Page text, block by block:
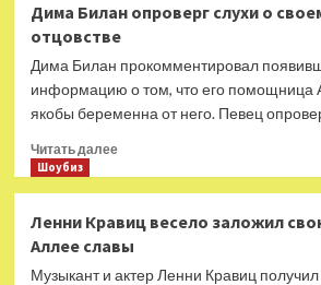
45
лет
Павлу
Дима Билан опроверг слухи о
отцовстве
Дима Билан прокомментировал
информацию о том, что его помощница
якобы беременна от него. Певец
Читать далееПрочитать
Билан
опроверг
слухи
Шоубиз
Ленни Кравиц весело заложил
Аллее славы
Музыкант и актер Ленни Кравиц